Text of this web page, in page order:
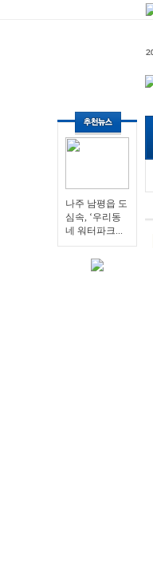
나주 남평읍 도
심속, ‘우리동
네 워터파크...